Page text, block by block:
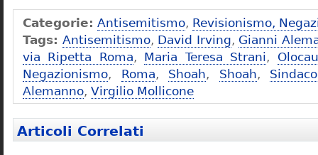
Categorie: Antisemitismo, Revisionismo,
Tags: Antisemitismo, David Irving, Gianni
via Ripetta Roma, Maria Teresa Strani,
Negazionismo, Roma, Shoah, Shoah,
Alemanno, Virgilio Mollicone
Articoli Correlati